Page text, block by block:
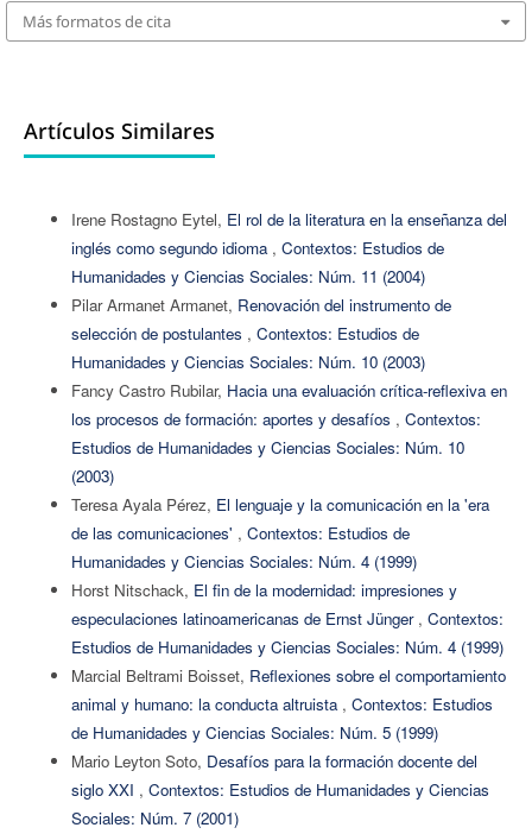
Más formatos de cita
Artículos Similares
Irene Rostagno Eytel, El rol de la literatura en la enseñanza del
inglés como segundo idioma , Contextos: Estudios de
Humanidades y Ciencias Sociales: Núm. 11 (2004)
Pilar Armanet Armanet, Renovación del instrumento de
selección de postulantes , Contextos: Estudios de
Humanidades y Ciencias Sociales: Núm. 10 (2003)
Fancy Castro Rubilar, Hacia una evaluación crítica-reflexiva en
los procesos de formación: aportes y desafíos , Contextos:
Estudios de Humanidades y Ciencias Sociales: Núm. 10
(2003)
Teresa Ayala Pérez, El lenguaje y la comunicación en la 'era
de las comunicaciones' , Contextos: Estudios de
Humanidades y Ciencias Sociales: Núm. 4 (1999)
Horst Nitschack, El fin de la modernidad: impresiones y
especulaciones latinoamericanas de Ernst Jünger , Contextos:
Estudios de Humanidades y Ciencias Sociales: Núm. 4 (1999)
Marcial Beltrami Boisset, Reflexiones sobre el comportamiento
animal y humano: la conducta altruista , Contextos: Estudios
de Humanidades y Ciencias Sociales: Núm. 5 (1999)
Mario Leyton Soto, Desafíos para la formación docente del
siglo XXI , Contextos: Estudios de Humanidades y Ciencias
Sociales: Núm. 7 (2001)